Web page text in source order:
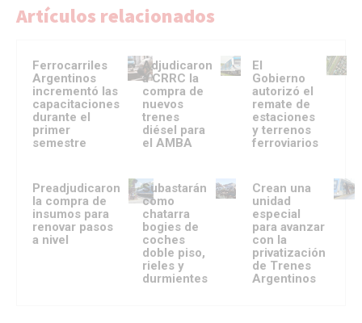
Artículos relacionados
Ferrocarriles
Argentinos
incrementó las
capacitaciones
durante el
primer
semestre
Adjudicaron
a CRRC la
compra de
nuevos
trenes
diésel para
el AMBA
El
Gobierno
autorizó el
remate de
estaciones
y terrenos
ferroviarios
Preadjudicaron
la compra de
insumos para
renovar pasos
a nivel
Subastarán
como
chatarra
bogies de
coches
doble piso,
rieles y
durmientes
Crean una
unidad
especial
para avanzar
con la
privatización
de Trenes
Argentinos